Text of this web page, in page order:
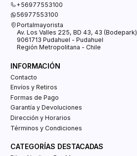
+56977553100
56977553100
Portalmayorista
Av. Los Valles 225, BD 43, 43 (Bodepark)
9061713 Pudahuel - Pudahuel
Región Metropolitana - Chile
INFORMACIÓN
Contacto
Envíos y Retiros
Formas de Pago
Garantía y Devoluciones
Dirección y Horarios
Términos y Condiciones
CATEGORÍAS DESTACADAS